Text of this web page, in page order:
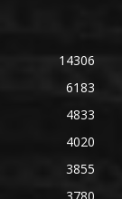
14306
6183
4833
4020
3855
3780